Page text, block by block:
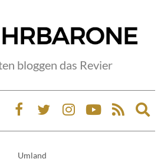
bloggen das Revier
Umland